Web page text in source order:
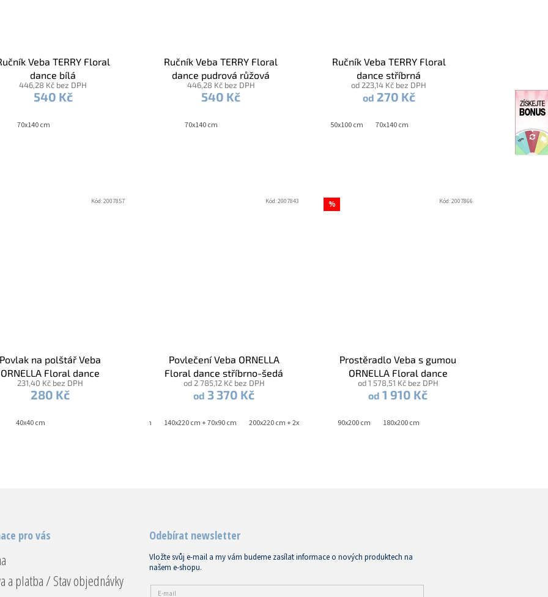
Povlak na polštář Veba
ORNELLA Floral dance
bavlněný satén šedá
231,40 Kč bez DPH
280 Kč
40x40 cm
Kód:2007857
Povlečení Veba ORNELLA
Floral dance stříbrno-šedá
od 2 785,12 Kč bez DPH
od 3 370 Kč
140x200 cm + 70x90 cm 140x220 cm + 70x90 cm 200x220 cm + 2x 70x90 cm
Kód:2007843 %
Prostěradlo Veba s gumou
ORNELLA Floral dance
bavlněný satén stříbrná šedá
od 1 578,51 Kč bez DPH
od 1 910 Kč
90x200 cm 180x200 cm
Kód:2007866
240x220 cm + 2x 70x90 cm
Veba TERRY Floral
dance bílá
446,28 Kč bez DPH
540 Kč
70x140 cm
Ručník Veba TERRY Floral
dance pudrová růžová
446,28 Kč bez DPH
540 Kč
70x140 cm
Ručník Veba TERRY Floral
dance stříbrná
od 223,14 Kč bez DPH
od 270 Kč
50x100 cm 70x140 cm
pro vás
a platba / Stav objednávky
Odebírat newsletter
Vložte svůj e-mail a my vám budeme zasílat informace o nových produktech na
našem e-shopu.
E-mail